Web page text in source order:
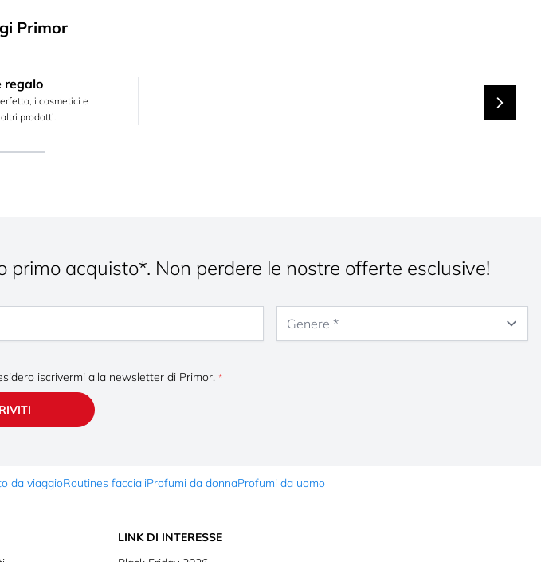
Primor
regalo
i cosmetici e
prodotti.
acquisto*. Non perdere le nostre offerte esclusive!
iscrivermi alla newsletter di Primor.
da viaggioRoutines faccialiProfumi da donnaProfumi da uomo
LINK DI INTERESSE